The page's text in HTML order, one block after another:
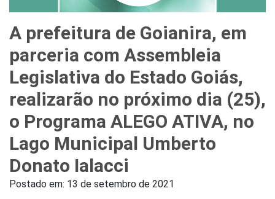
A prefeitura de Goianira, em
parceria com Assembleia
Legislativa do Estado Goiás,
realizarão no próximo dia (25),
o Programa ALEGO ATIVA, no
Lago Municipal Umberto
Donato Ialacci
Postado em: 13 de setembro de 2021